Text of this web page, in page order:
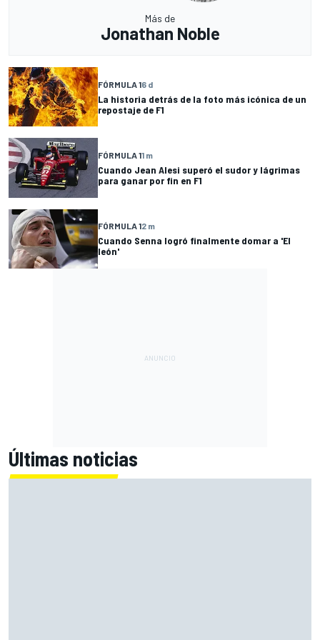
Más de
Jonathan Noble
FÓRMULA 16 d
La historia detrás de la foto más icónica de un
repostaje de F1
FÓRMULA 11 m
Cuando Jean Alesi superó el sudor y lágrimas
para ganar por fin en F1
FÓRMULA 12 m
Cuando Senna logró finalmente domar a 'El
león'
Últimas noticias